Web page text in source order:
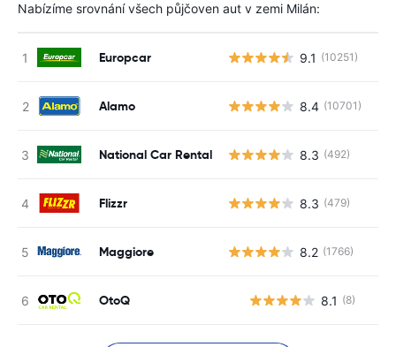
Nabízíme srovnání všech půjčoven aut v zemi Milán:
Europcar 9.1 (10251)
Alamo 8.4 (10701)
National Car Rental 8.3 (492)
Flizzr 8.3 (479)
Maggiore 8.2 (1766)
OtoQ 8.1 (8)